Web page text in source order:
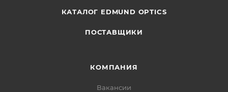
КАТАЛОГ EDMUND OPTICS
ПОСТАВЩИКИ
КОМПАНИЯ
Вакансии